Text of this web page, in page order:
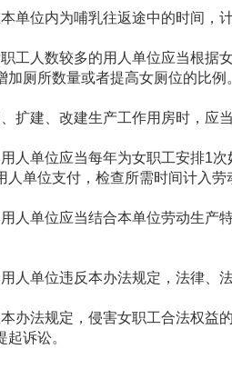
单位内为哺乳往返途中的时间，
工人数较多的用人单位应当根据
加厕所数量或者提高女厕位的比例
扩建、改建生产工作用房时，应
人单位应当每年为女职工安排1次
人单位支付，检查所需时间计入劳
人单位应当结合本单位劳动生产
人单位违反本办法规定，法律、
办法规定，侵害女职工合法权益
诉讼。